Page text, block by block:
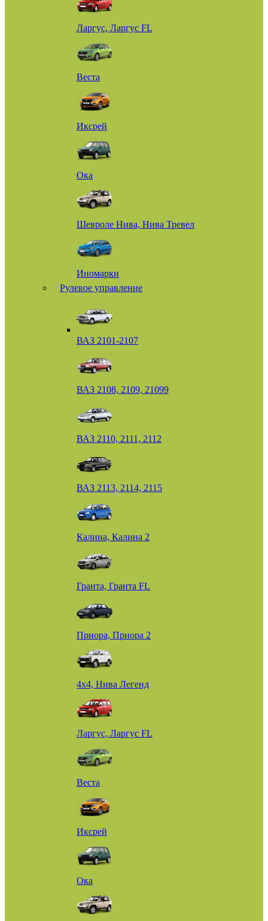
Ларгус, Ларгус FL
Веста
Иксрей
Ока
Шевроле Нива, Нива Тревел
Иномарки
Рулевое управление
ВАЗ 2101-2107
ВАЗ 2108, 2109, 21099
ВАЗ 2110, 2111, 2112
ВАЗ 2113, 2114, 2115
Калина, Калина 2
Гранта, Гранта FL
Приора, Приора 2
4х4, Нива Легенд
Ларгус, Ларгус FL
Веста
Иксрей
Ока